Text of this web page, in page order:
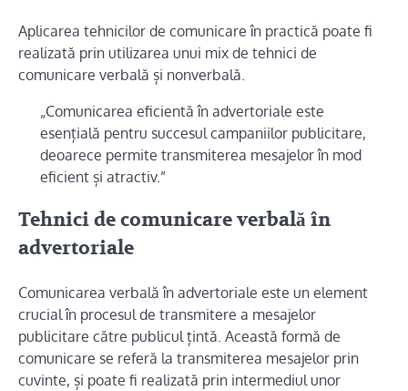
Aplicarea tehnicilor de comunicare în practică poate fi
realizată prin utilizarea unui mix de tehnici de
comunicare verbală și nonverbală.
„Comunicarea eficientă în advertoriale este
esențială pentru succesul campaniilor publicitare,
deoarece permite transmiterea mesajelor în mod
eficient și atractiv.”
Tehnici de comunicare verbală în
advertoriale
Comunicarea verbală în advertoriale este un element
crucial în procesul de transmitere a mesajelor
publicitare către publicul țintă. Această formă de
comunicare se referă la transmiterea mesajelor prin
cuvinte, și poate fi realizată prin intermediul unor